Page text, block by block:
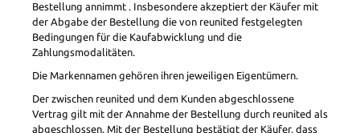
Bestellung annimmt . Insbesondere akzeptiert der Käufer mit
der Abgabe der Bestellung die von reunited festgelegten
Bedingungen für die Kaufabwicklung und die
Zahlungsmodalitäten.
Die Markennamen gehören ihren jeweiligen Eigentümern.
Der zwischen reunited und dem Kunden abgeschlossene
Vertrag gilt mit der Annahme der Bestellung durch reunited als
abgeschlossen. Mit der Bestellung bestätigt der Käufer, dass